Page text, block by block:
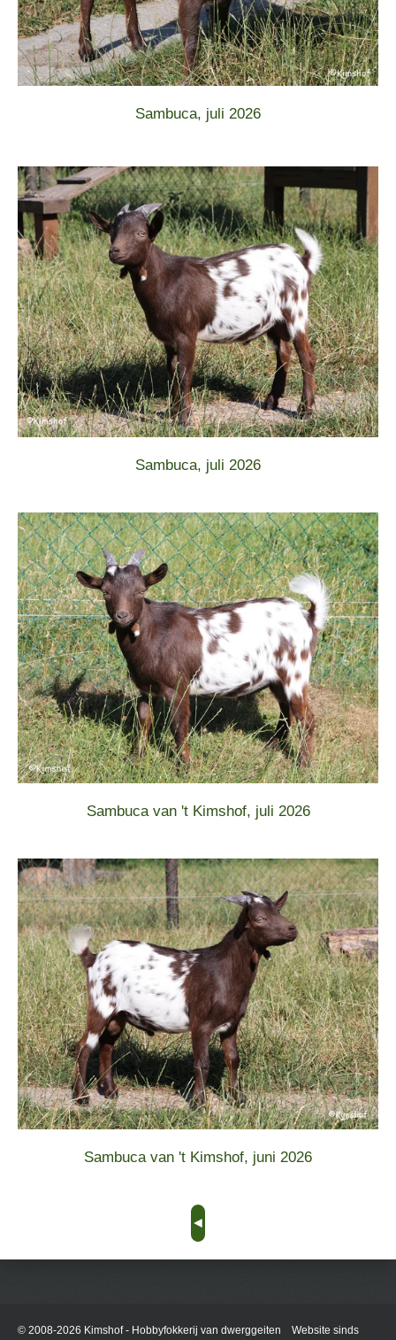
Sambuca, juli 2026
Sambuca, juli 2026
Sambuca van 't Kimshof, juli 2026
Sambuca van 't Kimshof, juni 2026
◄
© 2008-2026 Kimshof - Hobbyfokkerij van dwerggeiten Website sinds